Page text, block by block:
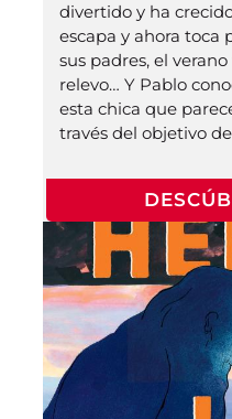
divertido y ha
escapa y ahora toca
sus padres, el
relevo… Y Pablo
esta chica que
través del objetivo